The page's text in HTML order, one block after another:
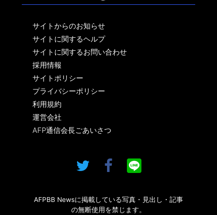
サイトからのお知らせ
サイトに関するヘルプ
サイトに関するお問い合わせ
採用情報
サイトポリシー
プライバシーポリシー
利用規約
運営会社
AFP通信会長ごあいさつ
AFPBB Newsに掲載している写真・見出し・記事
の無断使用を禁じます。